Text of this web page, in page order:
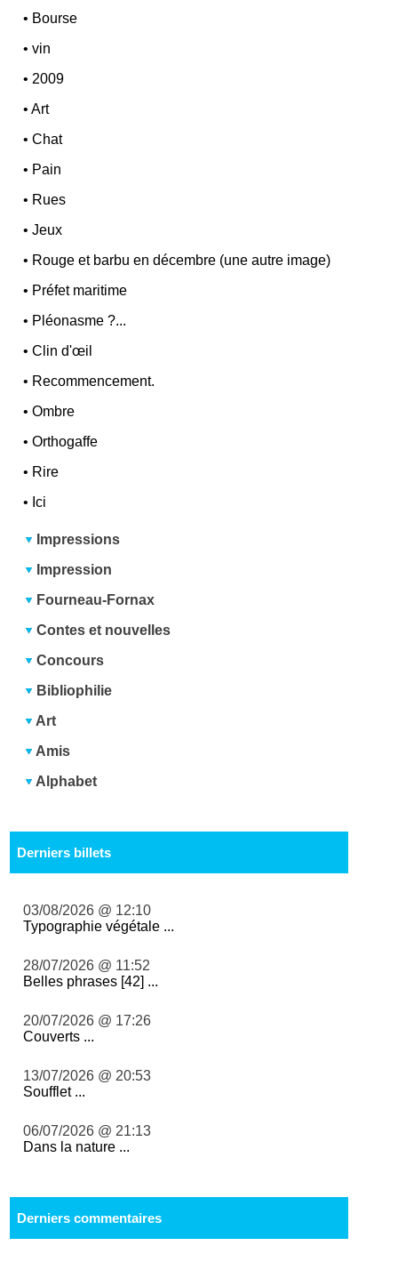
• Bourse
•vin
• 2009
•Art
•Chat
• Pain
• Rues
•Jeux
• Rouge et barbu en décembre (une autre image)
• Préfet maritime
• Pléonasme ?...
•Clin d'œil
• Recommencement.
•Ombre
•Orthogaffe
• Rire
• Ici
Impressions
Impression
Fourneau-Fornax
Contes et nouvelles
Concours
Bibliophilie
Art
Amis
Alphabet
Derniers billets
03/08/2026 @ 12:10
Typographie végétale ...
28/07/2026 @ 11:52
Belles phrases [42] ...
20/07/2026 @ 17:26
Couverts ...
13/07/2026 @ 20:53
Soufflet ...
06/07/2026 @ 21:13
Dans la nature ...
Derniers commentaires